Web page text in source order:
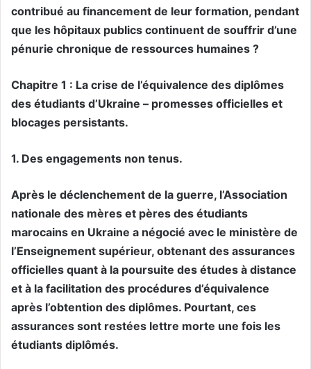
contribué au financement de leur formation, pendant
que les hôpitaux publics continuent de souffrir d’une
pénurie chronique de ressources humaines ?
Chapitre 1 : La crise de l’équivalence des diplômes
des étudiants d’Ukraine – promesses officielles et
blocages persistants.
1. Des engagements non tenus.
Après le déclenchement de la guerre, l’Association
nationale des mères et pères des étudiants
marocains en Ukraine a négocié avec le ministère de
l’Enseignement supérieur, obtenant des assurances
officielles quant à la poursuite des études à distance
et à la facilitation des procédures d’équivalence
après l’obtention des diplômes. Pourtant, ces
assurances sont restées lettre morte une fois les
étudiants diplômés.